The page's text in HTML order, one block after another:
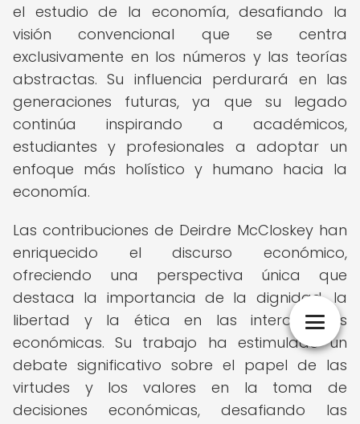
el estudio de la economía, desafiando la
visión convencional que se centra
exclusivamente en los números y las teorías
abstractas. Su influencia perdurará en las
generaciones futuras, ya que su legado
continúa inspirando a académicos,
estudiantes y profesionales a adoptar un
enfoque más holístico y humano hacia la
economía.
Las contribuciones de Deirdre McCloskey han
enriquecido el discurso económico,
ofreciendo una perspectiva única que
destaca la importancia de la dignidad, la
libertad y la ética en las interacciones
económicas. Su trabajo ha estimulado un
debate significativo sobre el papel de las
virtudes y los valores en la toma de
decisiones económicas, desafiando las